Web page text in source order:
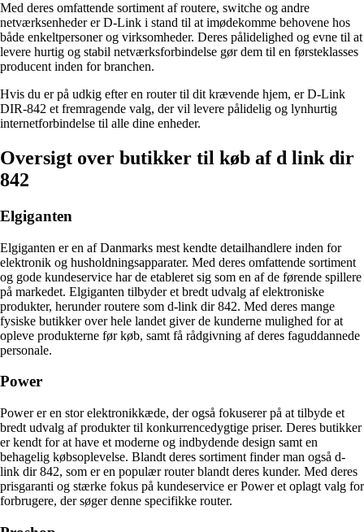
Med deres omfattende sortiment af routere, switche og andre
netværksenheder er D-Link i stand til at imødekomme behovene hos
både enkeltpersoner og virksomheder. Deres pålidelighed og evne til at
levere hurtig og stabil netværksforbindelse gør dem til en førsteklasses
producent inden for branchen.
Hvis du er på udkig efter en router til dit krævende hjem, er D-Link
DIR-842 et fremragende valg, der vil levere pålidelig og lynhurtig
internetforbindelse til alle dine enheder.
Oversigt over butikker til køb af d link dir
842
Elgiganten
Elgiganten er en af Danmarks mest kendte detailhandlere inden for
elektronik og husholdningsapparater. Med deres omfattende sortiment
og gode kundeservice har de etableret sig som en af de førende spillere
på markedet. Elgiganten tilbyder et bredt udvalg af elektroniske
produkter, herunder routere som d-link dir 842. Med deres mange
fysiske butikker over hele landet giver de kunderne mulighed for at
opleve produkterne før køb, samt få rådgivning af deres faguddannede
personale.
Power
Power er en stor elektronikkæde, der også fokuserer på at tilbyde et
bredt udvalg af produkter til konkurrencedygtige priser. Deres butikker
er kendt for at have et moderne og indbydende design samt en
behagelig købsoplevelse. Blandt deres sortiment finder man også d-
link dir 842, som er en populær router blandt deres kunder. Med deres
prisgaranti og stærke fokus på kundeservice er Power et oplagt valg for
forbrugere, der søger denne specifikke router.